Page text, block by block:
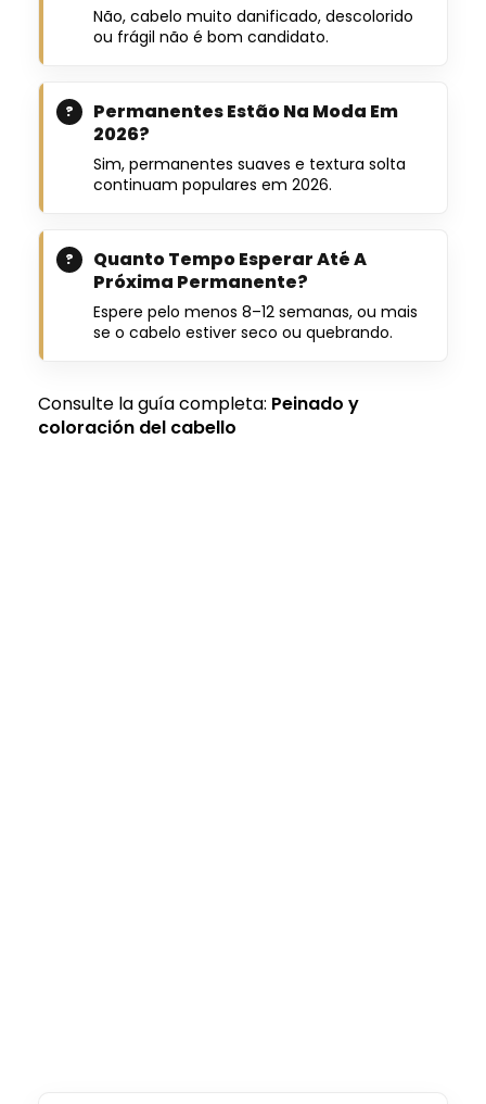
Não, cabelo muito danificado, descolorido
ou frágil não é bom candidato.
Permanentes Estão Na Moda Em
2026?
Sim, permanentes suaves e textura solta
continuam populares em 2026.
Quanto Tempo Esperar Até A
Próxima Permanente?
Espere pelo menos 8–12 semanas, ou mais
se o cabelo estiver seco ou quebrando.
Consulte la guía completa: Peinado y
coloración del cabello